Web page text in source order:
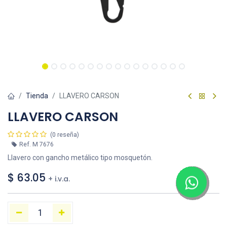
Tienda LLAVERO CARSON
LLAVERO CARSON
(0 reseña)
Ref. M 7676
Llavero con gancho metálico tipo mosquetón.
$ 63.05 + i.v.a.